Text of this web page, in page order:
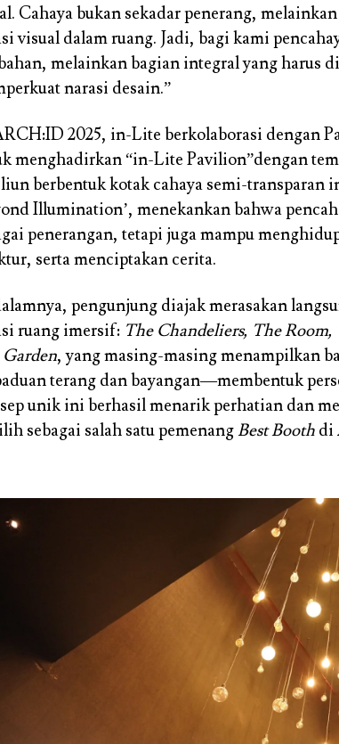
Cahaya bukan sekadar penerang,
visual dalam ruang. Jadi, bagi kami
melainkan bagian integral yang harus
narasi desain.”
2025, in-Lite berkolaborasi dengan
menghadirkan “in-Lite Pavilion”dengan
berbentuk kotak cahaya semi-transparan
Illumination’, menekankan bahwa
penerangan, tetapi juga mampu
serta menciptakan cerita.
pengunjung diajak merasakan
ruang imersif: The Chandeliers, The
, yang masing-masing menampilkan
terang dan bayangan—membentuk
unik ini berhasil menarik perhatian dan
sebagai salah satu pemenangBest Booth di